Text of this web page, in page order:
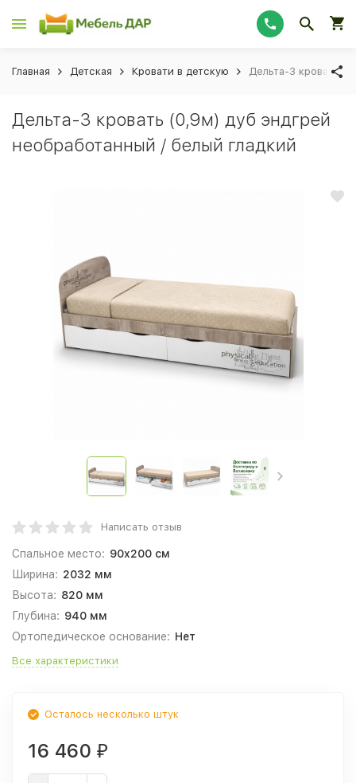
Главная Детская Кровати в детскую Дельта-3 кровать
Дельта-3 кровать (0,9м) дуб эндгрей
необработанный / белый гладкий
Написать отзыв
Спальное место: 90x200 см
Ширина: 2032 мм
Высота: 820 мм
Глубина: 940 мм
Ортопедическое основание: Нет
Все характеристики
Осталось несколько штук
16 460 ₽